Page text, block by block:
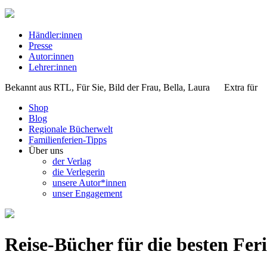
Händler:innen
Presse
Autor:innen
Lehrer:innen
Bekannt aus RTL, Für Sie, Bild der Frau, Bella, Laura Extra für
Shop
Blog
Regionale Bücherwelt
Familienferien-Tipps
Über uns
der Verlag
die Verlegerin
unsere Autor*innen
unser Engagement
Reise-Bücher für die besten